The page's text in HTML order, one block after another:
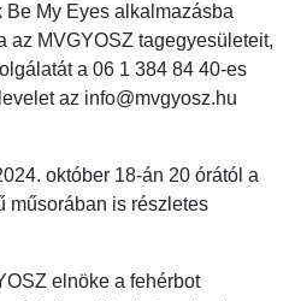
My Eyes alkalmazásba
az MVGYOSZ tagegyesületeit,
a 06 1 384 84 40-es
az info@mvgyosz.hu
október 18-án 20 órától a
műsorában is részletes
elnöke a fehérbot